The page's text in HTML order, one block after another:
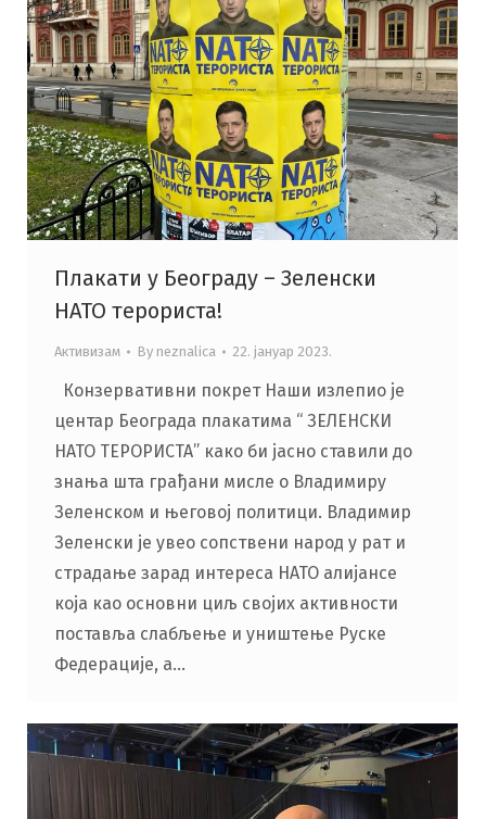
Плакати у Београду – Зеленски
НАТО терориста!
Активизам By neznalica 22. јануар 2023.
Конзервативни покрет Наши излепио је
центар Београда плакатима “ ЗЕЛЕНСКИ
НАТО ТЕРОРИСТА” како би јасно ставили до
знања шта грађани мисле о Владимиру
Зеленском и његовој политици. Владимир
Зеленски је увео сопствени народ у рат и
страдање зарад интереса НАТО алијансе
која као основни циљ својих активности
поставља слабљење и уништење Руске
Федерације, а…